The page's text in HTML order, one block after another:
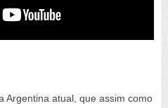
Argentina atual, que assim como